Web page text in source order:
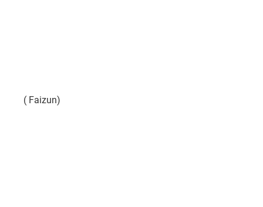
( Faizun)